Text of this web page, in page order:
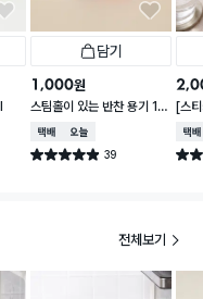
담기
1,000원
스팀홀이 있는 반찬 용기 18
0 ml 5개입
택배배송오늘배송
별점 4.9점 39
건 작성
[스
가
택배
별점
전체보기